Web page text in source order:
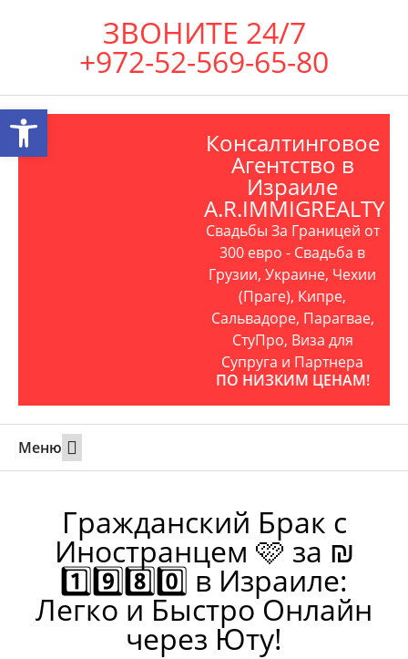
ЗВОНИТЕ 24/7
+972-52-569-65-80
Консалтинговое
Агентство в
Израиле
A.R.IMMIGREALTY
Свадьбы За Границей от
300 евро - Свадьба в
Грузии, Украине, Чехии
(Праге), Кипре,
Сальвадоре, Парагвае,
СтуПро, Виза для
Супруга и Партнера
ПО НИЗКИМ ЦЕНАМ!
Меню
Гражданский Брак с
Иностранцем 🩷 за ₪
1️⃣9️⃣8️⃣0️⃣ в Израиле:
Легко и Быстро Онлайн
через Юту!
Открыть панель инструментов